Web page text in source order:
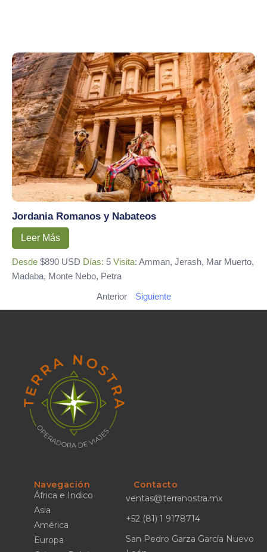
Jordania Romanos y Nabateos
Leer Más
Desde $890 USD Días: 5 Visita: Amman, Jerash, Mar Muerto,
Madaba, Monte Nebo, Petra
Anterior
Siguiente
Navegación
África e Indico
Asia
América
Europa
Contacto
ventas@terranostra.mx
+52 (81) 1 9178714
San Pedro Garza García Nuevo